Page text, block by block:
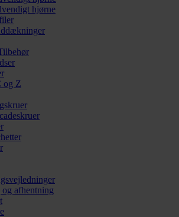
hjørne
og Z
afhentning